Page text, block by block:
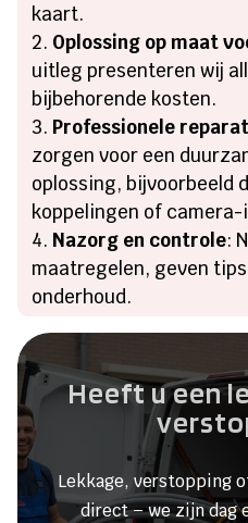
kaart.
Oplossing op maat
uitleg presenteren wij
bijbehorende kosten.
Professionele
zorgen voor een
oplossing, bijvoorbeeld
koppelingen of
Nazorg en controle:
maatregelen, geven
onderhoud.
Heeft u een
Lekkage, verstopping
direct – we zijn dag